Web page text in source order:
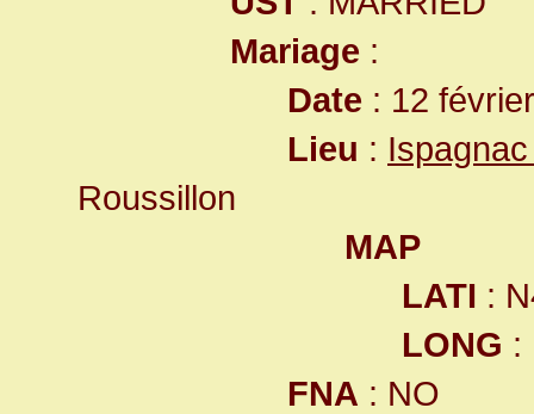
Mariage :
Date : 12
Lieu :
Roussillon
MAP
LATI :
LONG :
FNA : NO